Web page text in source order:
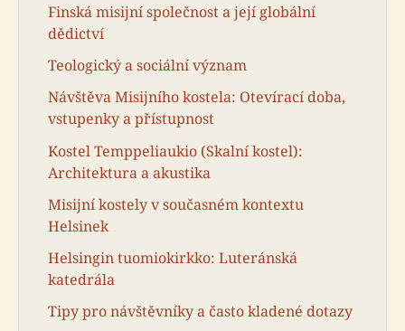
Finská misijní společnost a její globální
dědictví
Teologický a sociální význam
Návštěva Misijního kostela: Otevírací doba,
vstupenky a přístupnost
Kostel Temppeliaukio (Skalní kostel):
Architektura a akustika
Misijní kostely v současném kontextu
Helsinek
Helsingin tuomiokirkko: Luteránská
katedrála
Tipy pro návštěvníky a často kladené dotazy